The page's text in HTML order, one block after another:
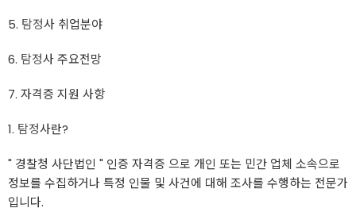
5. 탐정사 취업분야
6. 탐정사 주요전망
7. 자격증 지원 사항
1. 탐정사란?
" 경찰청 사단법인 " 인증 자격증 으로 개인 또는 민간 업체 소속으로
정보를 수집하거나 특정 인물 및 사건에 대해 조사를 수행하는 전문가
입니다.